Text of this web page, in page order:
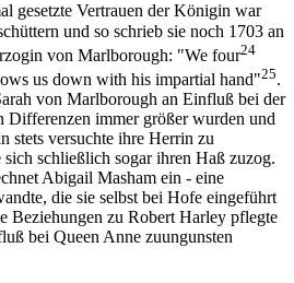
gesetzte Vertrauen der Königin war
und so schrieb sie noch 1703 an
von Marlborough: "We four24
us down with his impartial hand"25.
von Marlborough an Einfluß bei der
immer größer wurden und
stets versuchte ihre Herrin zu
schließlich sogar ihren Haß zuzog.
Abigail Masham ein - eine
die sie selbst bei Hofe eingeführt
Beziehungen zu Robert Harley pflegte
bei Queen Anne zuungunsten